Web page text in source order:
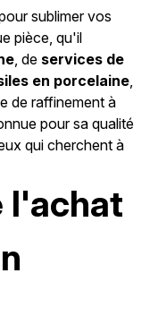
sublimer vos
pièce, qu'il
, de services de
en porcelaine,
de raffinement à
pour sa qualité
qui cherchent à
l'achat